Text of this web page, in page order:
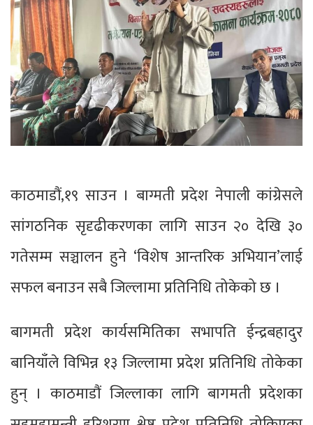
काठमाडौं,१९ साउन । बाग्मती प्रदेश नेपाली कांग्रेसले
सांगठनिक सृदृढीकरणका लागि साउन २० देखि ३०
गतेसम्म सञ्चालन हुने ‘विशेष आन्तरिक अभियान’लाई
सफल बनाउन सबै जिल्लामा प्रतिनिधि तोकेको छ ।
बागमती प्रदेश कार्यसमितिका सभापति ईन्द्रबहादुर
बानियाँले विभिन्न १३ जिल्लामा प्रदेश प्रतिनिधि तोकेका
हुन् । काठमाडौं जिल्लाका लागि बागमती प्रदेशका